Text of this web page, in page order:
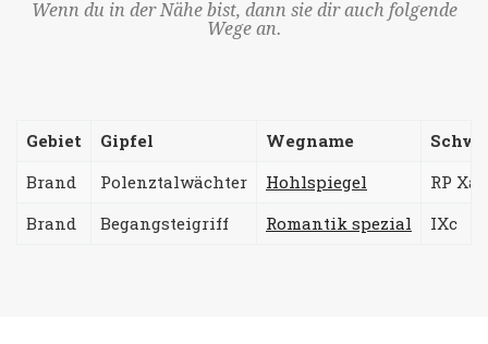
Wenn du in der Nähe bist, dann sie dir auch folgende
Wege an.
Gebiet Gipfel Wegname
Brand
Polenztalwächter Hohlspiegel
RP Xa
Brand
Begangsteigriff Romantik spezial IXc